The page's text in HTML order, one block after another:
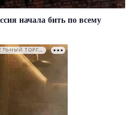
начала бить по всему
РЕКЛАМА • ООО СТРОИТЕЛЬНЫЙ ТОРГОВЫЙ ДОМ «ПЕТРОВИЧ». ИНН: 7802348846